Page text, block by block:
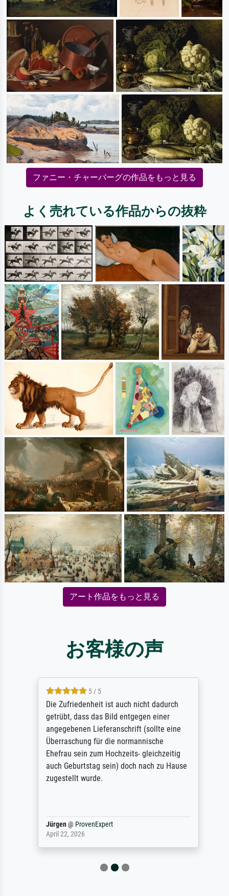
ファニー・チャーバーグの作品をもっと見る
よく売れている作品からの抜粋
アート作品をもっと見る
お客様の声
5 / 5
Die Zufriedenheit ist auch nicht dadurch
getrübt, dass das Bild entgegen einer
angegebenen Lieferanschrift (sollte eine
Überraschung für die normannische
Ehefrau sein zum Hochzeits- gleichzeitig
auch Geburtstag sein) doch nach zu Hause
zugestellt wurde.
Jürgen@ProvenExpert
April 22, 2026